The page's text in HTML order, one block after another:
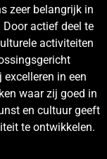
zeer belangrijk in
actief deel te
activiteiten
in een
waar zij goed in
en cultuur geeft
te ontwikkelen.